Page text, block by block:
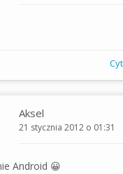
Aksel
21 stycznia 2012 o 01:31
Android 😀